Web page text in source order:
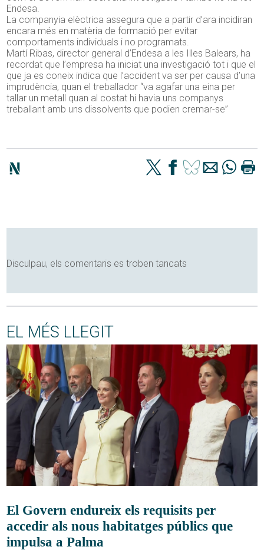
Endesa.
La companyia elèctrica assegura que a partir d’ara incidiran
encara més en matèria de formació per evitar
comportaments individuals i no programats.
Martí Ribas, director general d’Endesa a les Illes Balears, ha
recordat que l’empresa ha iniciat una investigació tot i que el
que ja es coneix indica que l’accident va ser per causa d’una
imprudència, quan el treballador “va agafar una eina per
tallar un metall quan al costat hi havia uns companys
treballant amb uns dissolvents que podien cremar-se”
Disculpau, els comentaris es troben tancats
EL MÉS LLEGIT
El Govern endureix els requisits per
accedir als nous habitatges públics que
impulsa a Palma